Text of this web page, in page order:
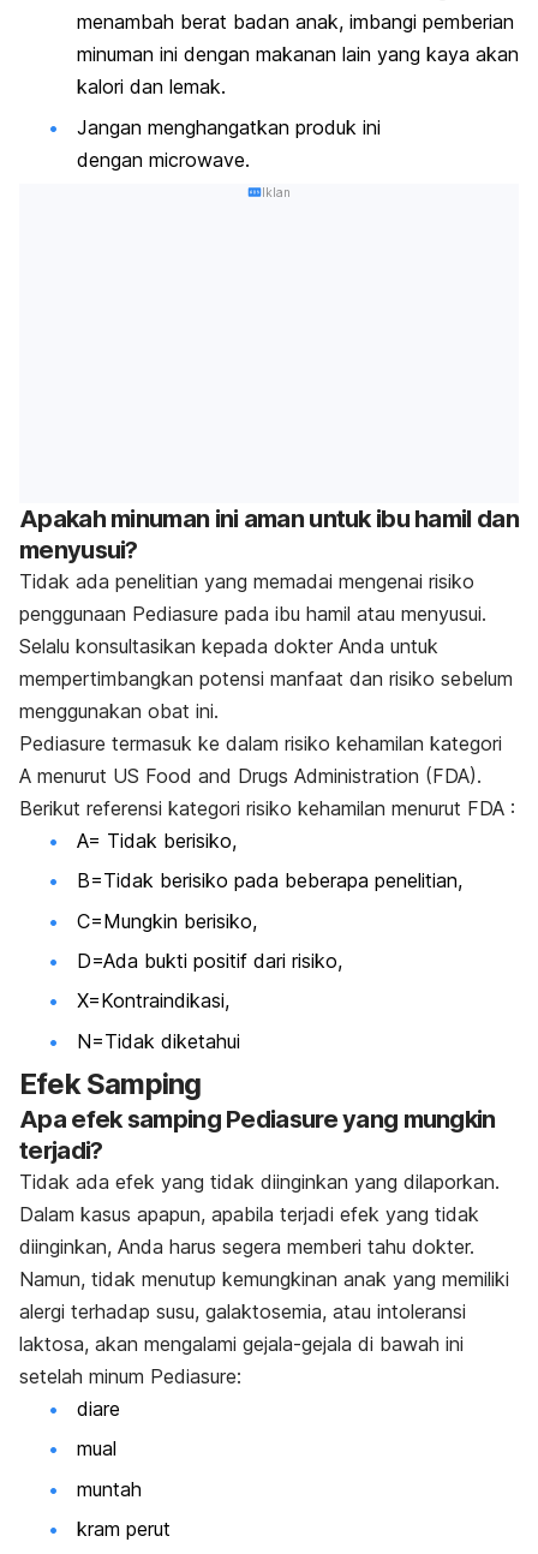
menambah berat badan anak, imbangi pemberian
minuman ini dengan makanan lain yang kaya akan
kalori dan lemak.
Jangan menghangatkan produk ini
dengan microwave.
Iklan
Apakah minuman ini aman untuk ibu hamil dan
menyusui?
Tidak ada penelitian yang memadai mengenai risiko
penggunaan Pediasure pada ibu hamil atau menyusui.
Selalu konsultasikan kepada dokter Anda untuk
mempertimbangkan potensi manfaat dan risiko sebelum
menggunakan obat ini.
Pediasure termasuk ke dalam risiko kehamilan kategori
A menurut US Food and Drugs Administration (FDA).
Berikut referensi kategori risiko kehamilan menurut FDA :
A= Tidak berisiko,
B=Tidak berisiko pada beberapa penelitian,
C=Mungkin berisiko,
D=Ada bukti positif dari risiko,
X=Kontraindikasi,
N=Tidak diketahui
Efek Samping
Apa efek samping Pediasure yang mungkin
terjadi?
Tidak ada efek yang tidak diinginkan yang dilaporkan.
Dalam kasus apapun, apabila terjadi efek yang tidak
diinginkan, Anda harus segera memberi tahu dokter.
Namun, tidak menutup kemungkinan anak yang memiliki
alergi terhadap susu, galaktosemia, atau intoleransi
laktosa, akan mengalami gejala-gejala di bawah ini
setelah minum Pediasure:
diare
mual
muntah
kram perut